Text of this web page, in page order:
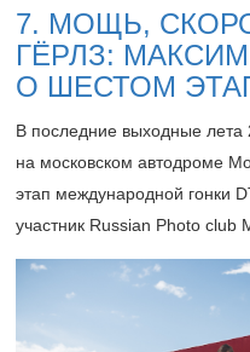
7. МОЩЬ,
ГЁРЛЗ:
О ШЕСТОМ
В последние выходные лета
на московском автодроме
этап международной гонки
участник Russian Photo